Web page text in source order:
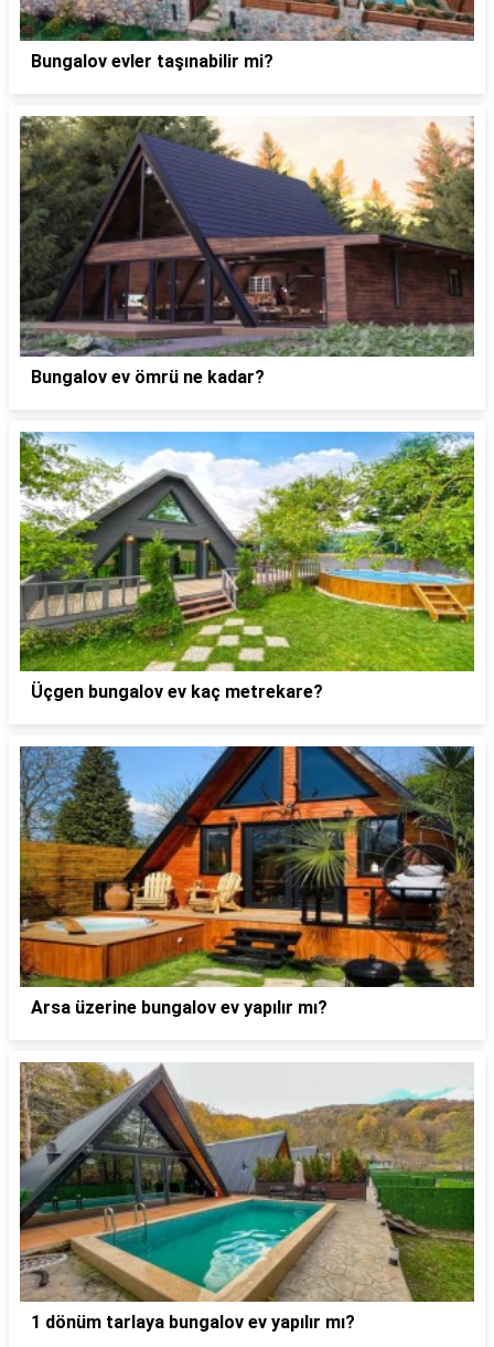
Bungalov evler taşınabilir mi?
Bungalov ev ömrü ne kadar?
Üçgen bungalov ev kaç metrekare?
Arsa üzerine bungalov ev yapılır mı?
1 dönüm tarlaya bungalov ev yapılır mı?